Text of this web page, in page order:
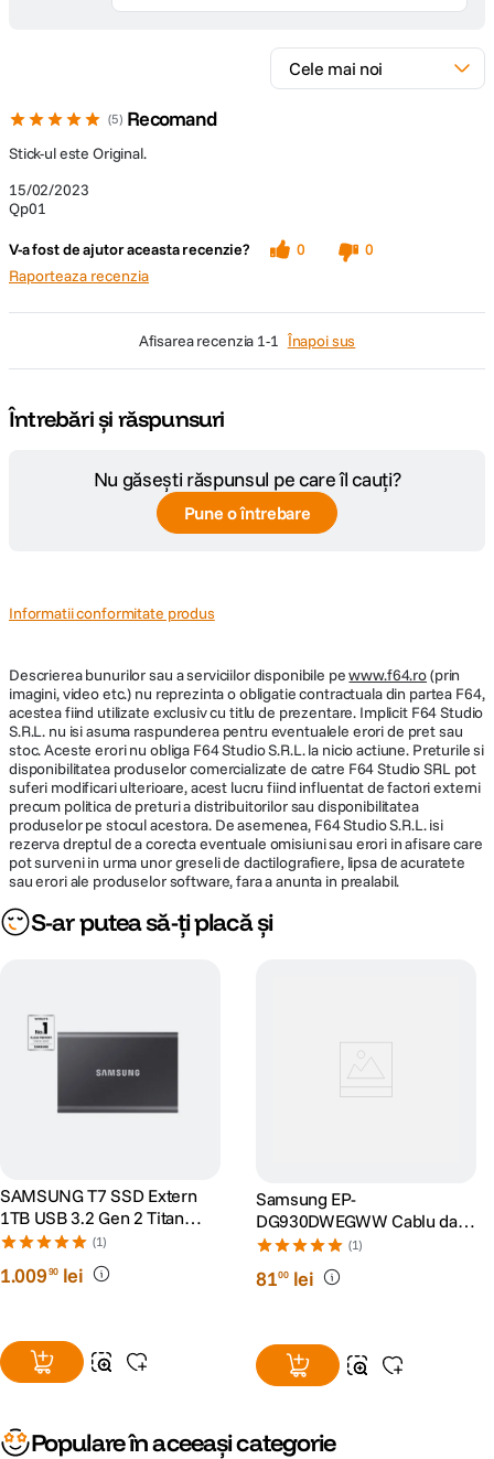
5 Recomand
15/02/2023
Qp01
Stick-ul este Original.
V-a fost de ajutor aceasta recenzie? 0
0
Raporteaza recenzia
afisarea recenzia 1-1 Înapoi sus
Întrebări și răspunsuri
Nu găsești răspunsul pe care îl cauți?
Pune o întrebare
Informatii conformitate produs
Descrierea bunurilor sau a serviciilor disponibile pewww.f64.ro(prin
imagini, video etc.) nu reprezinta o obligatie contractuala din partea F64,
acestea fiind utilizate exclusiv cu titlu de prezentare. Implicit F64 Studio
S.R.L. nu isi asuma raspunderea pentru eventualele erori de pret sau
stoc. Aceste erori nu obliga F64 Studio S.R.L. la nicio actiune. Preturile si
disponibilitatea produselor comercializate de catre F64 Studio SRL pot
suferi modificari ulterioare, acest lucru fiind influentat de factori externi
precum politica de preturi a distribuitorilor sau disponibilitatea
produselor pe stocul acestora. De asemenea, F64 Studio S.R.L. isi
rezerva dreptul de a corecta eventuale omisiuni sau erori in afisare care
pot surveni in urma unor greseli de dactilografiere, lipsa de acuratete
sau erori ale produselor software, fara a anunta in prealabil.
S-ar putea să-ți placă și
SAMSUNG T7 SSD Extern
1TB USB 3.2 Gen 2 Titan
Grey
(1)
1.00990 lei
Samsung EP-
DG930DWEGWW Cablu date
si incarcare combo Micro
USB si Type-C, alb
(1)
8100 lei
Populare în aceeași categorie